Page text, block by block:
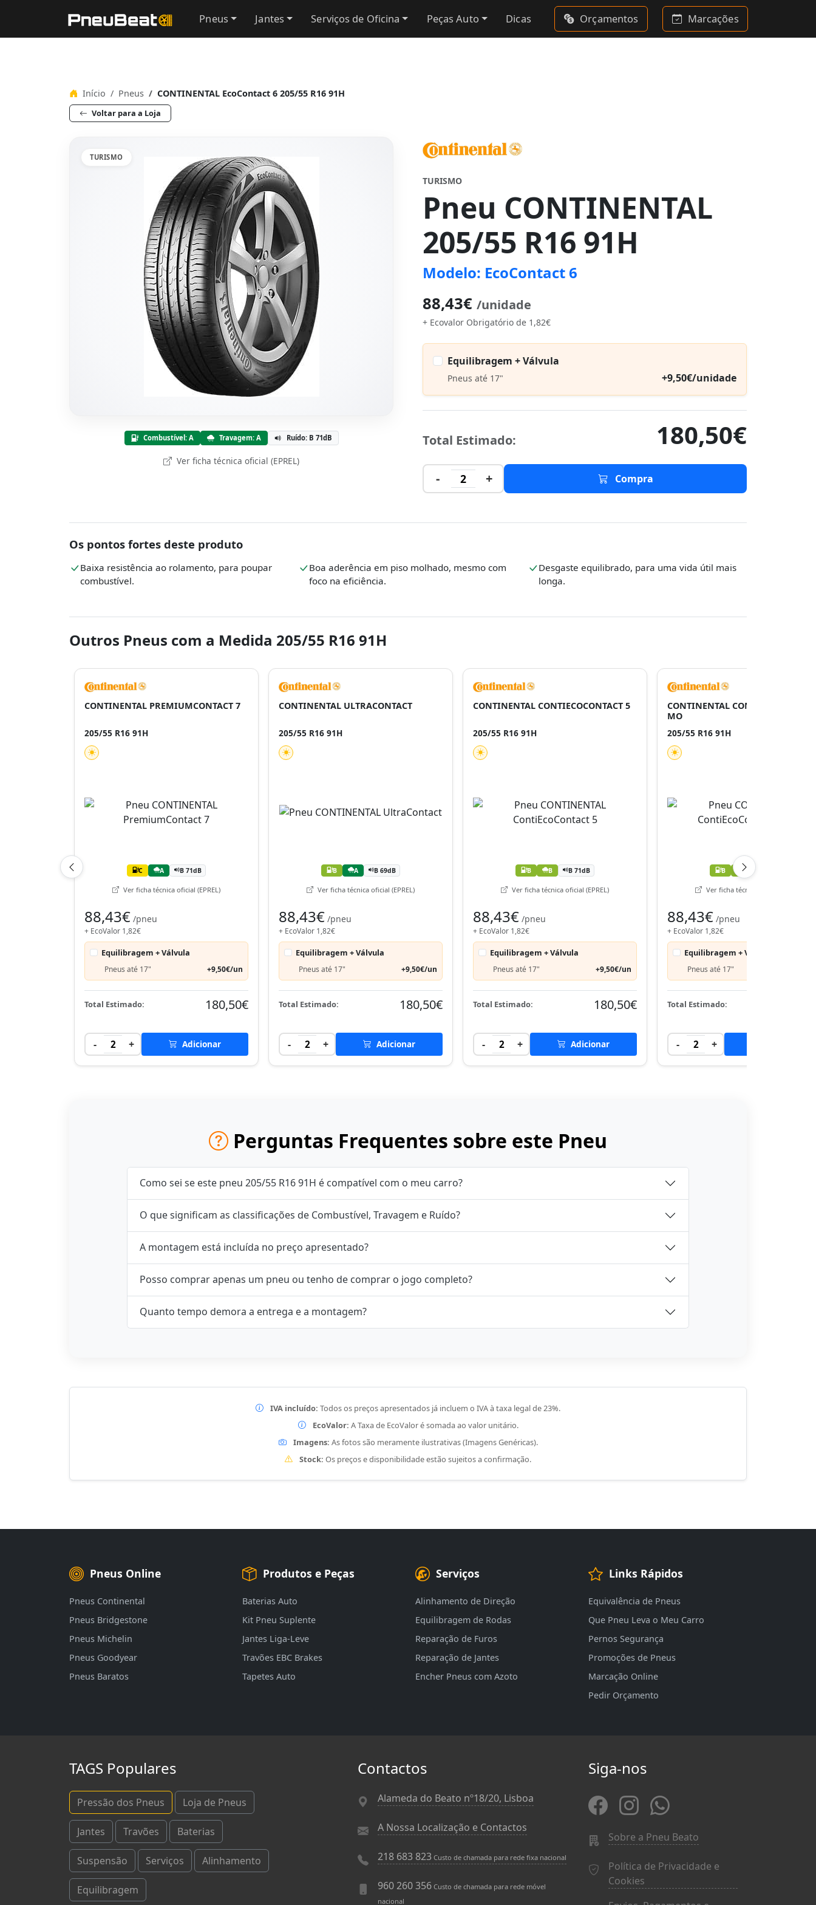
Pneus Jantes Serviços de Oficina Peças Auto Dicas Orçamentos Marcações
Início Pneus CONTINENTAL EcoContact 6 205/55 R16 91H
Voltar para a Loja
TURISMO
Combustível: A Travagem: A Ruído: B 71dB
Ver ficha técnica oficial (EPREL)
TURISMO
Pneu CONTINENTAL
205/55 R16 91H
Modelo: EcoContact 6
88,43€ /unidade
+ Ecovalor Obrigatório de 1,82€
Equilibragem + Válvula
Pneus até 17" +9,50€/unidade
Total Estimado: 180,50€
- 2 + Compra
Os pontos fortes deste produto
Baixa resistência ao rolamento, para poupar
combustível.
Boa aderência em piso molhado, mesmo com
foco na eficiência.
Desgaste equilibrado, para uma vida útil mais
longa.
Outros Pneus com a Medida 205/55 R16 91H
CONTINENTAL PREMIUMCONTACT 7
205/55 R16 91H
C A B 71dB
Ver ficha técnica oficial (EPREL)
88,43€ /pneu
+ EcoValor 1,82€
Equilibragem + Válvula
Pneus até 17" +9,50€/un
Total Estimado: 180,50€
- 2 + Adicionar
CONTINENTAL ULTRACONTACT
205/55 R16 91H
B A B 69dB
Ver ficha técnica oficial (EPREL)
88,43€ /pneu
+ EcoValor 1,82€
Equilibragem + Válvula
Pneus até 17" +9,50€/un
Total Estimado: 180,50€
- 2 + Adicionar
CONTINENTAL CONTIECOCONTACT 5
205/55 R16 91H
B B B 71dB
Ver ficha técnica oficial (EPREL)
88,43€ /pneu
+ EcoValor 1,82€
Equilibragem + Válvula
Pneus até 17" +9,50€/un
Total Estimado: 180,50€
- 2 + Adicionar
CONTINENTAL
MO
205/55 R16 91H
B B
Ver ficha técnica oficial (EPREL)
88,43€ /pneu
+ EcoValor 1,82€
Equilibragem + Válvula
Pneus até 17"
Total Estimado:
- 2 +
Perguntas Frequentes sobre este Pneu
Como sei se este pneu 205/55 R16 91H é compatível com o meu carro?
O que significam as classificações de Combustível, Travagem e Ruído?
A montagem está incluída no preço apresentado?
Posso comprar apenas um pneu ou tenho de comprar o jogo completo?
Quanto tempo demora a entrega e a montagem?
IVA incluído: Todos os preços apresentados já incluem o IVA à taxa legal de 23%.
EcoValor: A Taxa de EcoValor é somada ao valor unitário.
Imagens: As fotos são meramente ilustrativas (Imagens Genéricas).
Stock: Os preços e disponibilidade estão sujeitos a confirmação.
Pneus Online
Pneus Continental
Pneus Bridgestone
Pneus Michelin
Pneus Goodyear
Pneus Baratos
Produtos e Peças
Baterias Auto
Kit Pneu Suplente
Jantes Liga-Leve
Travões EBC Brakes
Tapetes Auto
Serviços
Alinhamento de Direção
Equilibragem de Rodas
Reparação de Furos
Reparação de Jantes
Encher Pneus com Azoto
Links Rápidos
Equivalência de Pneus
Que Pneu Leva o Meu Carro
Pernos Segurança
Promoções de Pneus
Marcação Online
Pedir Orçamento
TAGS Populares
Pressão dos Pneus Loja de Pneus
Jantes Travões Baterias
Suspensão Serviços Alinhamento
Equilibragem
Contactos
Alameda do Beato nº18/20, Lisboa
A Nossa Localização e Contactos
218 683 823 Custo de chamada para rede fixa nacional
960 260 356 Custo de chamada para rede móvel
nacional
Siga-nos
Sobre a Pneu Beato
Política de Privacidade e
Cookies